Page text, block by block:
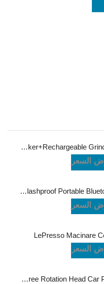
LePresso Brewology Coffee Kit [Espresso Maker+Rechargeable Grinder+Milk Frother]-BK
السعر
JBL Charge6 Splashproof Portable Bluetooth Speaker - White
السعر
LePresso Macinare
السعر
Powerology Logan Magsafe 360 Degree Rotation Head Car Phone Holder - Black